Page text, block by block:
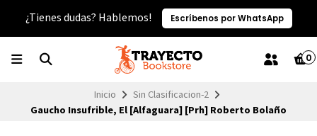
¿Tienes dudas? Hablemos! Escríbenos por WhatsApp
0
Inicio
Sin Clasificacion-2
Gaucho Insufrible, El [Alfaguara] [Prh] Roberto Bolaño